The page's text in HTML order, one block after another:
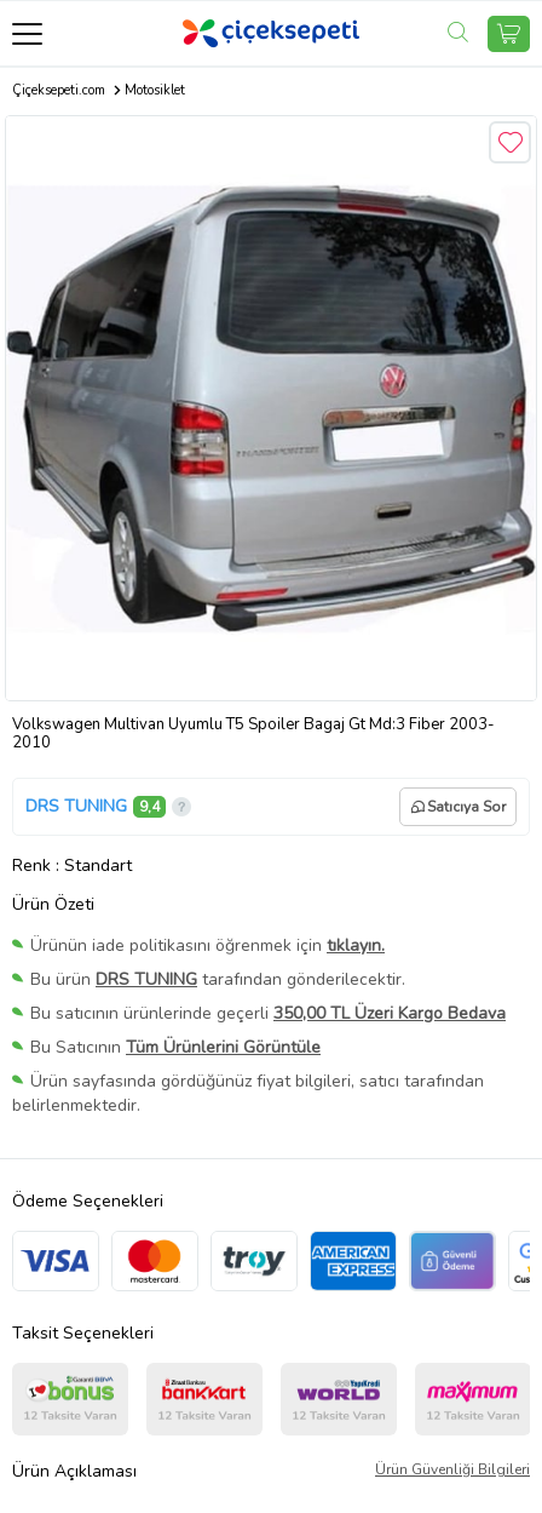
Çiçeksepeti.com Motosiklet
Volkswagen Multivan Uyumlu T5 Spoiler Bagaj Gt Md:3 Fiber 2003-
2010
DRS TUNING 9,4 Satıcıya Sor
Renk : Standart
Ürün Özeti
Ürünün iade politikasını öğrenmek için tıklayın.
Bu ürün DRS TUNING tarafından gönderilecektir.
Bu satıcının ürünlerinde geçerli 350,00 TL Üzeri Kargo Bedava
Bu Satıcının Tüm Ürünlerini Görüntüle
Ürün sayfasında gördüğünüz fiyat bilgileri, satıcı tarafından
belirlenmektedir.
Ödeme Seçenekleri
Taksit Seçenekleri
Ürün Açıklaması Ürün Güvenliği Bilgileri